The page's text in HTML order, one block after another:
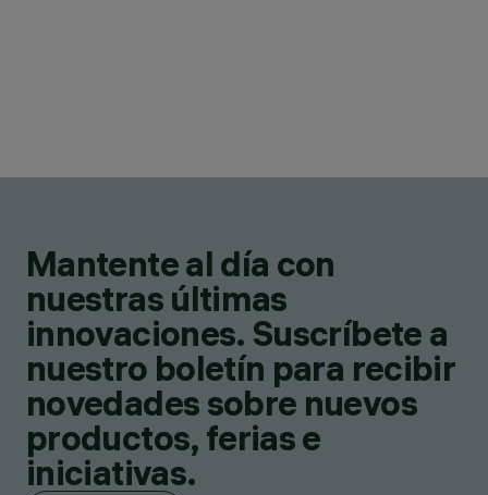
Mantente al día con
nuestras últimas
innovaciones. Suscríbete a
nuestro boletín para recibir
novedades sobre nuevos
productos, ferias e
iniciativas.